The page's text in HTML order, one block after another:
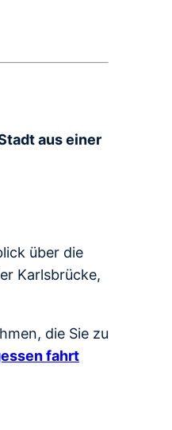
aus einer
über die
Karlsbrücke,
die Sie zu
fahrt